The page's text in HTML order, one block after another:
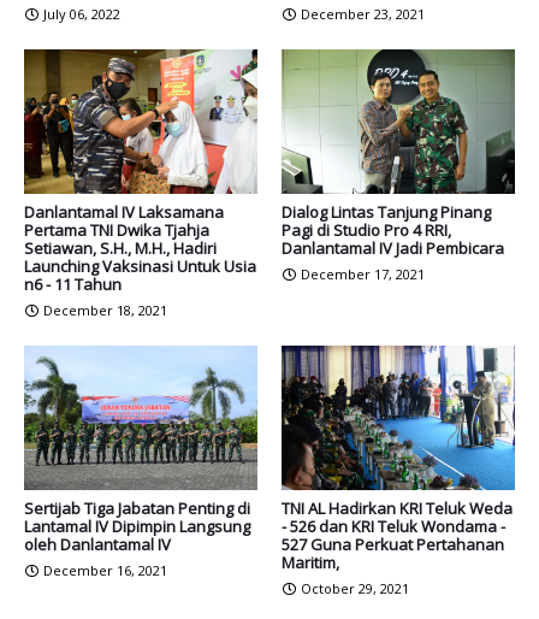
July 06, 2022 December 23, 2021
Danlantamal IV Laksamana
Pertama TNI Dwika Tjahja
Setiawan, S.H., M.H., Hadiri
Launching Vaksinasi Untuk Usia
n6 - 11 Tahun
December 18, 2021
Dialog Lintas Tanjung Pinang
Pagi di Studio Pro 4 RRI,
Danlantamal IV Jadi Pembicara
December 17, 2021
Sertijab Tiga Jabatan Penting di
Lantamal IV Dipimpin Langsung
oleh Danlantamal IV
December 16, 2021
TNI AL Hadirkan KRI Teluk Weda
- 526 dan KRI Teluk Wondama -
527 Guna Perkuat Pertahanan
Maritim,
October 29, 2021